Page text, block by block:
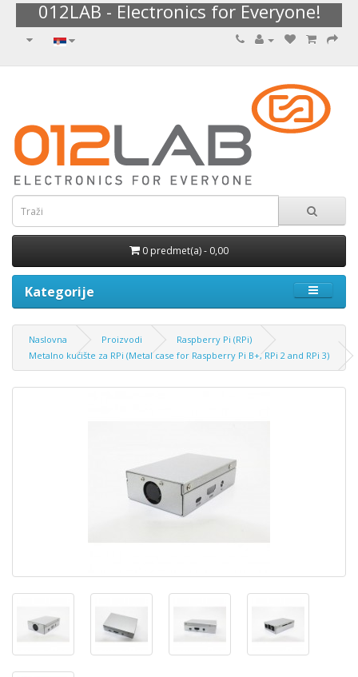
012LAB - Electronics for Everyone!
0 predmet(a) - 0,00
Kategorije
Naslovna Proizvodi
Raspberry Pi (RPi)
Metalno kućište za RPi (Metal case for Raspberry Pi B+, RPi 2 and RPi 3)